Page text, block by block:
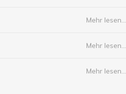
Mehr lesen...
Mehr lesen...
Mehr lesen...